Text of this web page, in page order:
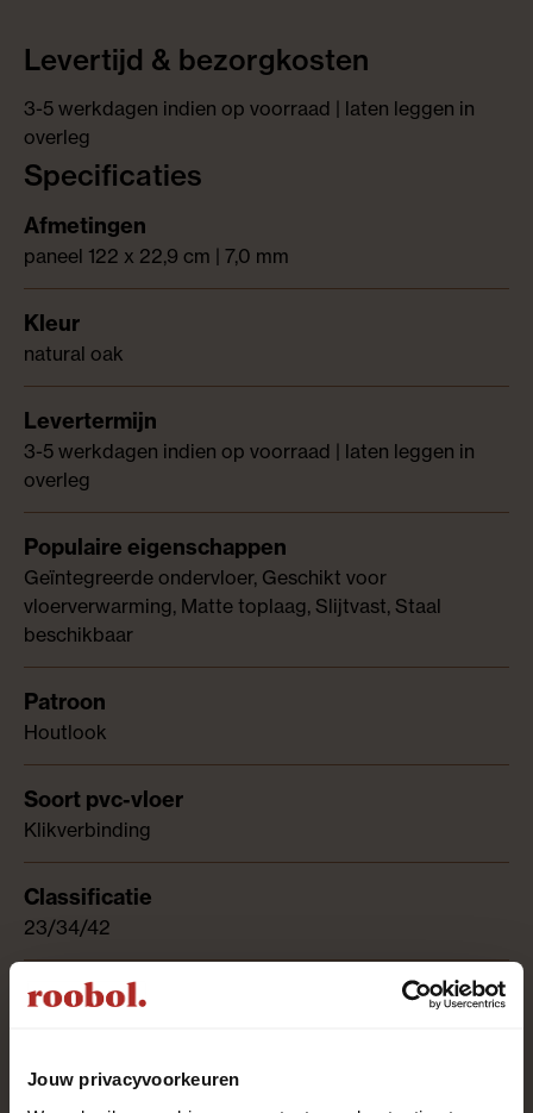
Jouw privacyvoorkeuren
Levertijd & bezorgkosten
3-5 werkdagen indien op voorraad | laten leggen in
overleg
Specificaties
paneel 122 x 22,9 cm | 7,0 mm
natural oak
3-5 werkdagen indien op voorraad | laten leggen in
overleg
Geïntegreerde ondervloer, Geschikt voor
vloerverwarming, Matte toplaag, Slijtvast, Staal
beschikbaar
Houtlook
Klikverbinding
23/34/42